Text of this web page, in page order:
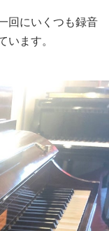
回にいくつも録音
います。